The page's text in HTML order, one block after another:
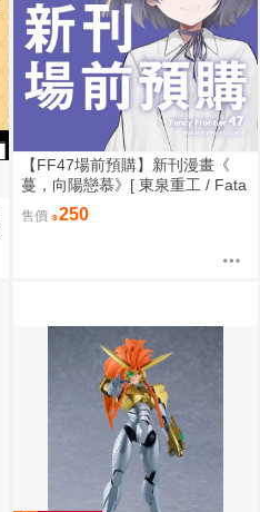
【FF47場前預購】新刊漫畫《
蔓，向陽戀慕》[ 東泉重工 / Fata
aa / 美鈴x手毬 / 秦谷美鈴 / 月村
手毬 / 學園偶像大師 / 全年齡 / 百
售價 250